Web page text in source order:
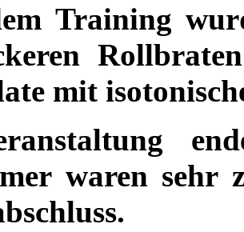
Training
mit
waren sehr